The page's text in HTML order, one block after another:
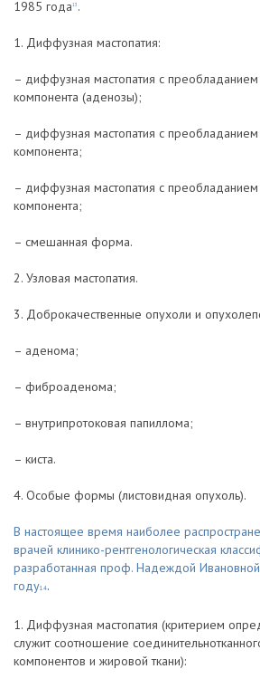
1985 года13 .
1. Диффузная мастопатия:
– диффузная мастопатия с преобладанием
компонента (аденозы);
– диффузная мастопатия с
компонента;
– диффузная мастопатия с преобладанием
компонента;
– смешанная форма.
2. Узловая мастопатия.
3. Доброкачественные опухоли и
– аденома;
– фиброаденома;
– внутрипротоковая папиллома;
– киста.
4. Особые формы (листовидная опухоль).
В настоящее время наиболее
врачей клинико-рентгенологическая
разработанная проф. Надеждой
году14.
1. Диффузная мастопатия (критерием
служит соотношение
компонентов и жировой ткани):